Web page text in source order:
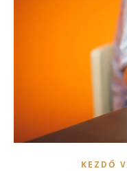
KEZDŐ